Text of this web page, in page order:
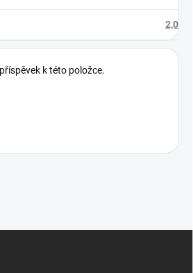
2,0
k této položce.